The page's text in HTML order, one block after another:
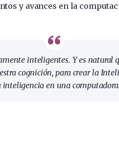
y avances en la
inteligentes. Y es natural
cognición, para crear la
en una